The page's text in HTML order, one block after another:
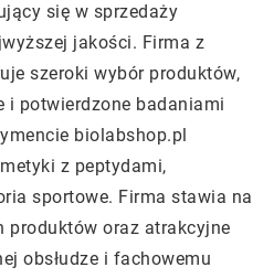
się w sprzedaży
jakości. Firma z
szeroki wybór produktów,
i potwierdzone badaniami
biolabshop.pl
z peptydami,
sportowe. Firma stawia na
produktów oraz atrakcyjne
obsłudze i fachowemu